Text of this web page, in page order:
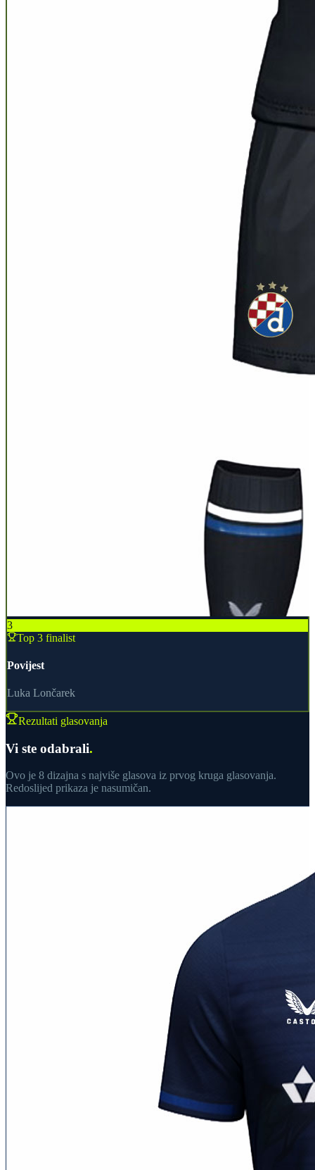
3
Top 3 finalist
Povijest
Luka Lončarek
Rezultati glasovanja
Vi ste odabrali.
Ovo je 8 dizajna s najviše glasova iz prvog kruga glasovanja.
Redoslijed prikaza je nasumičan.